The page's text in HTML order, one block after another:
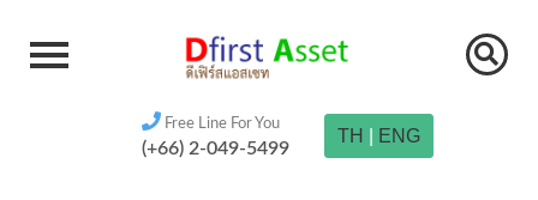
Free Line For You
(+66) 2-049-5499
TH ENG